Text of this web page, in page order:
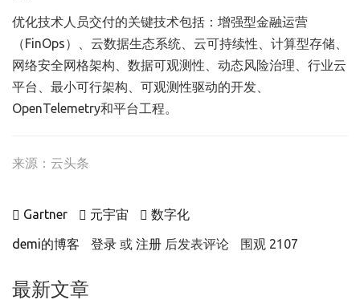
优化技术人员交付的关键技术包括：增强型金融运营
（FinOps）、云数据生态系统、云可持续性、计算型存储、
网络安全网格架构、数据可观测性、动态风险治理、行业云
平台、最小可行架构、可观测性驱动的开发、
OpenTelemetry和平台工程。
来源：云头条
Gartner 元宇宙 数字化
demi的博客 登录 或 注册 后发表评论 围观 2107
最新文章